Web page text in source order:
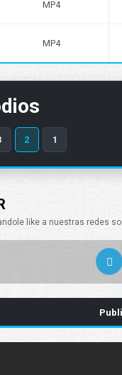
MP4
MP4
2 1
like a nuestras redes